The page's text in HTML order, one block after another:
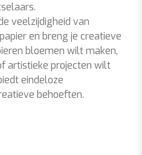
veelzijdigheid van
en breng je creatieve
bloemen wilt maken,
artistieke projecten wilt
eindeloze
behoeften.